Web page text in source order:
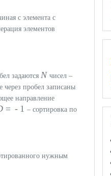
с элемента с
элементов
задаются N чисел –
через пробел записаны
направление
= - 1 – сортировка по
нужным